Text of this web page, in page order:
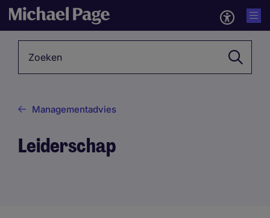
Managementadvies
Leiderschap